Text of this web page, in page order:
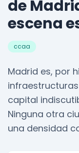
de
escena
ccaa
Madrid es, por
capital
Ninguna otra
una densidad